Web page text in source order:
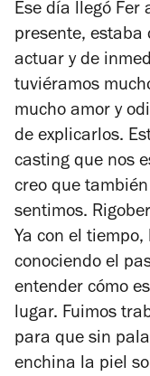
Ese día llegó Fer
presente, estaba
actuar y de
tuviéramos
mucho amor y
de explicarlos.
casting que nos
creo que
sentimos.
Ya con el
conociendo el
entender cómo
lugar. Fuimos
para que sin
enchina la piel